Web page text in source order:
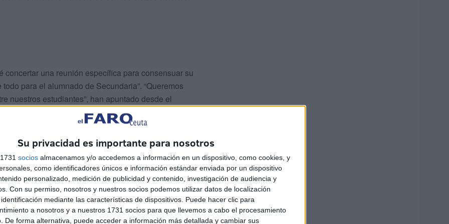
Su privacidad es importante para nosotros
socios almacenamos y/o accedemos a información en un dispositivo, como cookies, y
como identificadores únicos e información estándar enviada por un dispositivo
personalizado, medición de publicidad y contenido, investigación de audiencia y
Con su permiso, nosotros y nuestros socios podemos utilizar datos de localización
mediante las características de dispositivos. Puede hacer clic para
a nosotros y a nuestros 1731 socios para que llevemos a cabo el procesamiento
De forma alternativa, puede acceder a información más detallada y cambiar sus
una reunión específica para consensuar su
para el alumnado de Secundaria”. “Queremos
nuestros estudiantes”, han apuntado desde el
a los jóvenes ceutíes acercarse a la historia
que huir por su país antes de pasar un año en el
También la de Salma, una de esas miles de
salvar su vida”.
organizar debates a partir de la